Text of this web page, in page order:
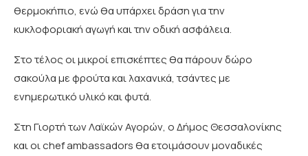
θερμοκήπιο, ενώ θα υπάρχει δράση για την
κυκλοφοριακή αγωγή και την οδική ασφάλεια.
Στο τέλος οι μικροί επισκέπτες θα πάρουν δώρο
σακούλα με φρούτα και λαχανικά, τσάντες με
ενημερωτικό υλικό και φυτά.
Στη Γιορτή των Λαϊκών Αγορών, ο Δήμος Θεσσαλονίκης
και οι chef ambassadors θα ετοιμάσουν μοναδικές